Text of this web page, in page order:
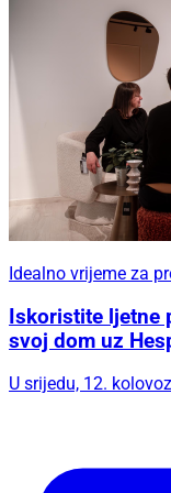
Idealno vrijeme za
Iskoristite ljetne
svoj dom uz
U srijedu, 12.